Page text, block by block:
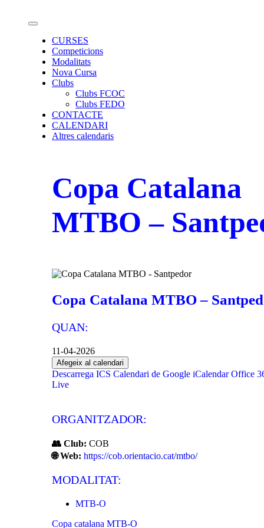
CURSES
Competicions
Modalitats
Nova Cursa
Clubs
Clubs FCOC
Clubs FEDO
CONTACTE
CALENDARI
Altres calendaris
Copa Catalana
MTBO –
Copa Catalana MTBO –
QUAN:
11-04-2026
Afegeix al calendari
Descarrega ICS Calendari de Google iCalendar Office
Live
ORGANITZADOR:
👥 Club: COB
🌐 Web: https://cob.orientacio.cat/mtbo/
MODALITAT:
MTB-O
Copa catalana MTB-O